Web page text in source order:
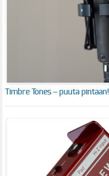
Timbre Tones – puuta pintaan!